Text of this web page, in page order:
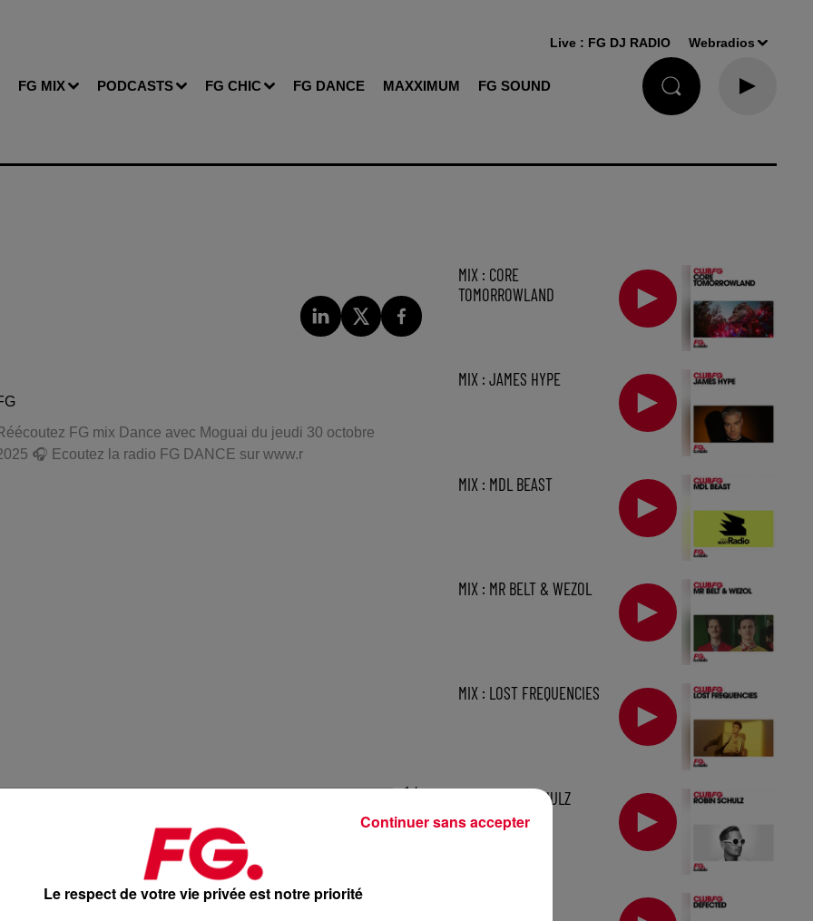
FG MIX PODCASTS FG CHIC FG DANCE MAXXIMUM FG SOUND
Live : FG DJ RADIO Webradios
FG mix Dance avec Moguai du jeudi 30 octobre
🎧 Ecoutez la radio FG DANCE sur www.r
1 h
MIX : CORE
TOMORROWLAND
MIX : JAMES HYPE
MIX : MDL BEAST
MIX : MR BELT & WEZOL
MIX : LOST FREQUENCIES
MIX : ROBIN SCHULZ
Le respect de votre vie privée est notre priorité
Continuer sans accepter